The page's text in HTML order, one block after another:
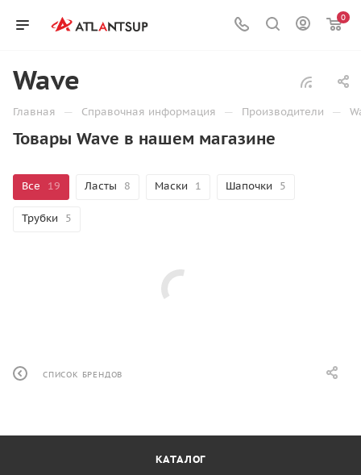
0
Wave
Главная — Справочная информация — Производители —
Товары Wave в нашем магазине
Все 19 Ласты 8 Маски 1 Шапочки 5
Трубки 5
СПИСОК БРЕНДОВ
КАТАЛОГ